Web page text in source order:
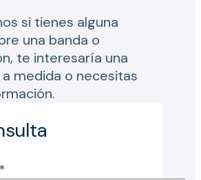
si tienes alguna
una banda o
te interesaría una
medida o necesitas